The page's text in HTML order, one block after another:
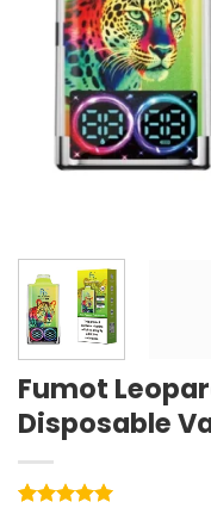
Fumot
Disposable